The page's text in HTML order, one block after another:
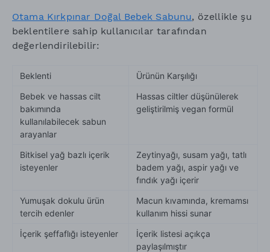
Otama Kırkpınar Doğal Bebek Sabunu, özellikle şu
beklentilere sahip kullanıcılar tarafından
değerlendirilebilir:
Beklenti
Ürünün Karşılığı
Bebek ve hassas cilt
bakımında
kullanılabilecek sabun
arayanlar
Hassas ciltler düşünülerek
geliştirilmiş vegan formül
Bitkisel yağ bazlı içerik
isteyenler
Zeytinyağı, susam yağı, tatlı
badem yağı, aspir yağı ve
fındık yağı içerir
Yumuşak dokulu ürün
tercih edenler
Macun kıvamında, kremamsı
kullanım hissi sunar
İçerik şeffaflığı isteyenler
İçerik listesi açıkça
paylaşılmıştır